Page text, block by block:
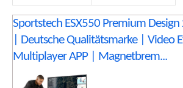
Sportstech ESX550 Premium
| Deutsche Qualitätsmarke | Video
Multiplayer APP | Magnetbrem...